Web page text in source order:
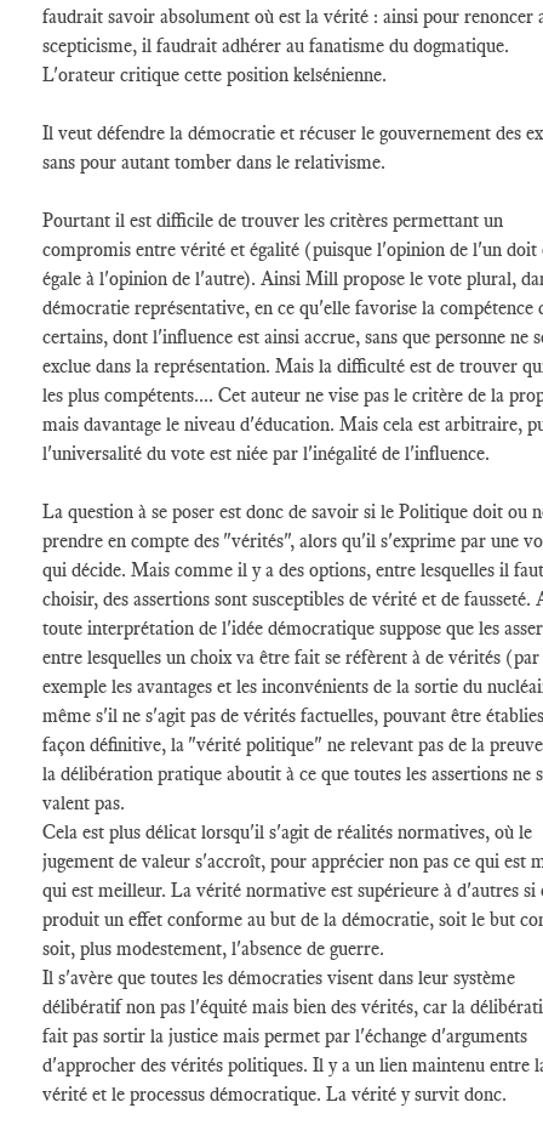
faudrait savoir absolument où est la vérité : ainsi pour renoncer
scepticisme, il faudrait adhérer au fanatisme du dogmatique.
L'orateur critique cette position kelsénienne.
Il veut défendre la démocratie et récuser le gouvernement des
sans pour autant tomber dans le relativisme.
Pourtant il est difficile de trouver les critères permettant un
compromis entre vérité et égalité (puisque l'opinion de l'un doit
égale à l'opinion de l'autre). Ainsi Mill propose le vote plural,
démocratie représentative, en ce qu'elle favorise la compétence
certains, dont l'influence est ainsi accrue, sans que personne ne
exclue dans la représentation. Mais la difficulté est de trouver
les plus compétents.... Cet auteur ne vise pas le critère de la
mais davantage le niveau d'éducation. Mais cela est arbitraire,
l'universalité du vote est niée par l'inégalité de l'influence.
La question à se poser est donc de savoir si le Politique doit ou
prendre en compte des "vérités", alors qu'il s'exprime par une
qui décide. Mais comme il y a des options, entre lesquelles il faut
choisir, des assertions sont susceptibles de vérité et de fausseté.
toute interprétation de l'idée démocratique suppose que les
entre lesquelles un choix va être fait se réfèrent à de vérités (par
exemple les avantages et les inconvénients de la sortie du
même s'il ne s'agit pas de vérités factuelles, pouvant être
façon définitive, la "vérité politique" ne relevant pas de la
la délibération pratique aboutit à ce que toutes les assertions ne
valent pas.
Cela est plus délicat lorsqu'il s'agit de réalités normatives, où le
jugement de valeur s'accroît, pour apprécier non pas ce qui est
qui est meilleur. La vérité normative est supérieure à d'autres si
produit un effet conforme au but de la démocratie, soit le but
soit, plus modestement, l'absence de guerre.
Il s'avère que toutes les démocraties visent dans leur système
délibératif non pas l'équité mais bien des vérités, car la
fait pas sortir la justice mais permet par l'échange d'arguments
d'approcher des vérités politiques. Il y a un lien maintenu entre
vérité et le processus démocratique. La vérité y survit donc.